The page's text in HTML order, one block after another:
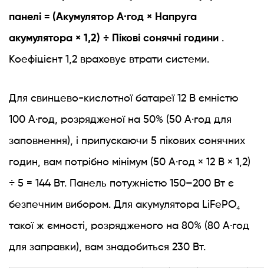
панелі = (Акумулятор А·год × Напруга
акумулятора × 1,2) ÷ Пікові сонячні години .
Коефіцієнт 1,2 враховує втрати системи.
Для свинцево-кислотної батареї 12 В ємністю
100 А·год, розрядженої на 50% (50 А·год для
заповнення), і припускаючи 5 пікових сонячних
годин, вам потрібно мінімум (50 А·год × 12 В × 1,2)
÷ 5 = 144 Вт. Панель потужністю 150–200 Вт є
безпечним вибором. Для акумулятора LiFePO₄
такої ж ємності, розрядженого на 80% (80 А·год
для заправки), вам знадобиться 230 Вт.